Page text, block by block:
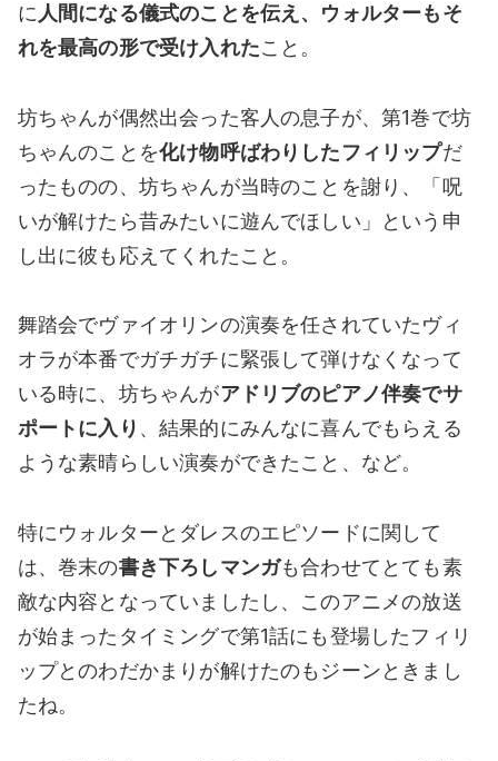
に人間になる儀式のことを伝え、ウォルターもそ
れを最高の形で受け入れたこと。
坊ちゃんが偶然出会った客人の息子が、第1巻で坊
ちゃんのことを化け物呼ばわりしたフィリップだ
ったものの、坊ちゃんが当時のことを謝り、「呪
いが解けたら昔みたいに遊んでほしい」という申
し出に彼も応えてくれたこと。
舞踏会でヴァイオリンの演奏を任されていたヴィ
オラが本番でガチガチに緊張して弾けなくなって
いる時に、坊ちゃんがアドリブのピアノ伴奏でサ
ポートに入り 、結果的にみんなに喜んでもらえる
ような素晴らしい演奏ができたこと、など。
特にウォルターとダレスのエピソードに関して
は、巻末の書き下ろしマンガも合わせてとても素
敵な内容となっていましたし、このアニメの放送
が始まったタイミングで第1話にも登場したフィリ
ップとのわだかまりが解けたのもジーンときまし
たね。